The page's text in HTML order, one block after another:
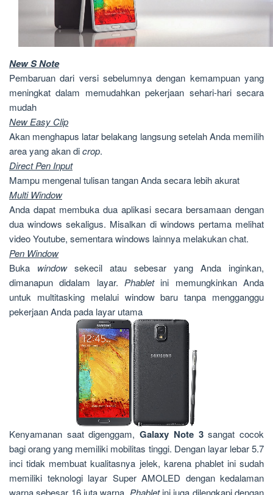
New S Note
Pembaruan dari versi sebelumnya dengan kemampuan yang
meningkat dalam memudahkan pekerjaan sehari-hari secara
mudah
New Easy Clip
Akan menghapus latar belakang langsung setelah Anda memilih
area yang akan dicrop.
Direct Pen Input
Mampu mengenal tulisan tangan Anda secara lebih akurat
Multi Window
Anda dapat membuka dua aplikasi secara bersamaan dengan
dua windows sekaligus. Misalkan di windows pertama melihat
video Youtube, sementara windows lainnya melakukan chat.
Pen Window
Buka window sekecil atau sebesar yang Anda inginkan,
dimanapun didalam layar. Phablet ini memungkinkan Anda
untuk multitasking melalui window baru tanpa mengganggu
pekerjaan Anda pada layar utama
Kenyamanan saat digenggam, Galaxy Note 3sangat cocok
bagi orang yang memiliki mobilitas tinggi. Dengan layar lebar 5.7
inci tidak membuat kualitasnya jelek, karena phablet ini sudah
memiliki teknologi layar Super AMOLED dengan kedalaman
warna sebesar 16 juta warna. Phabletini juga dilengkapi dengan